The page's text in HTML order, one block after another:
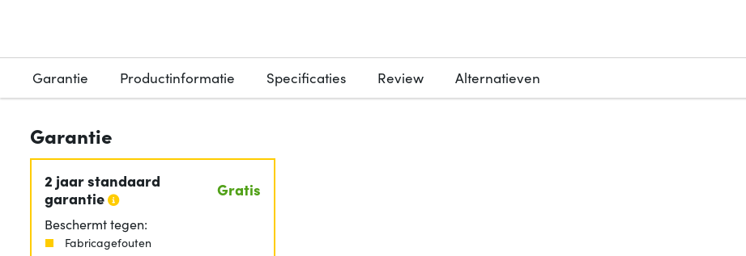
Garantie Productinformatie Specificaties Review Alternatieven
Garantie
2 jaar standaard
garantie
Gratis
Beschermt tegen:
Fabricagefouten